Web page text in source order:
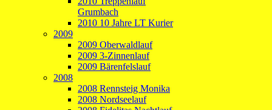
Grumbach
2010 10 Jahre LT Kurier
2009
2009 Oberwaldlauf
2009 3-Zinnenlauf
2009 Bärenfelslauf
2008
2008 Rennsteig Monika
2008 Nordseelauf